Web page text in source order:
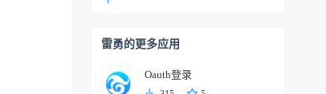
雷勇的更多应用
Oauth登录